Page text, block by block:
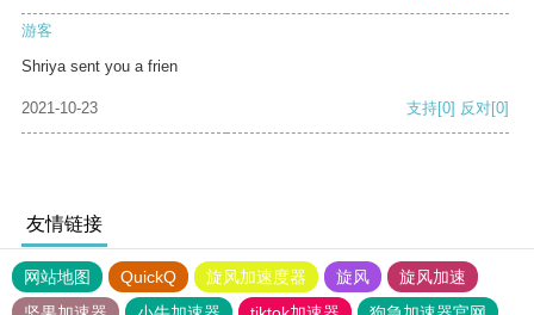
游客
Shriya sent you a frien
2021-10-23 支持[0] 反对[0]
友情链接
网站地图 QuickQ 旋风加速度器 旋风
旋风加速